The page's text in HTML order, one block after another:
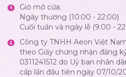
Giờ mở cửa:
Ngày thường (10:00 - 22:00)
Cuối tuần và ngày lễ (9:00 -
Công ty TNHH Aeon Việt
theo Giấy chứng nhận đăng
0311241512 do Uỷ ban nhân
cấp lần đầu tiên ngày 07/10/